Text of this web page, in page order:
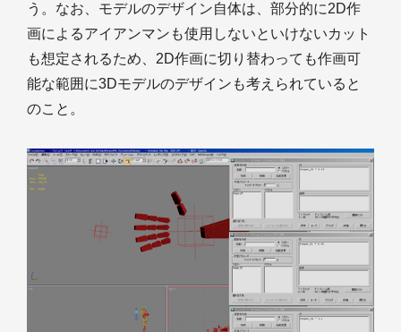
う。なお、モデルのデザイン自体は、部分的に2D作
画によるアイアンマンも使用しないといけないカット
も想定されるため、2D作画に切り替わっても作画可
能な範囲に3Dモデルのデザインも考えられていると
のこと。